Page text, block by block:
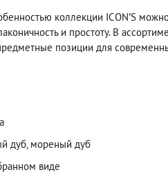
коллекции ICON’S
и простоту. В
позиции для
дуб, мореный дуб
виде